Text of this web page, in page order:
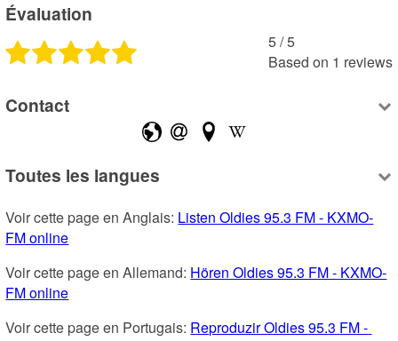
Évaluation
5 /5
Based on 1 reviews
Contact
Toutes les langues
Voir cette page en Anglais: Listen Oldies 95.3 FM - KXMO-
FM online
Voir cette page en Allemand: Hören Oldies 95.3 FM - KXMO-
FM online
Voir cette page en Portugais: Reproduzir Oldies 95.3 FM -